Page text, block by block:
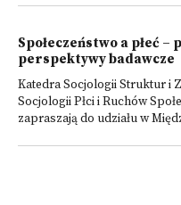
Społeczeństwo a płeć
perspektywy badawcze
Katedra Socjologii Struktur i
Socjologii Płci i Ruchów
zapraszają do udziału w